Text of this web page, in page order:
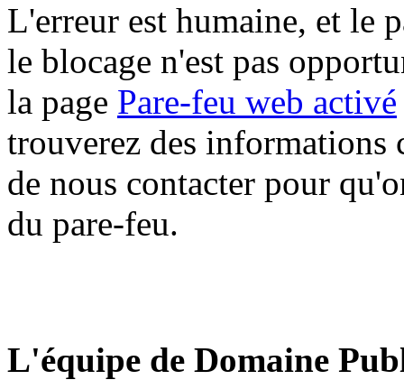
L'erreur est humaine, et le
le blocage n'est pas
la page Pare-feu web activé
trouverez des informations
de nous contacter pour
du pare-feu.
L'équipe de Domaine